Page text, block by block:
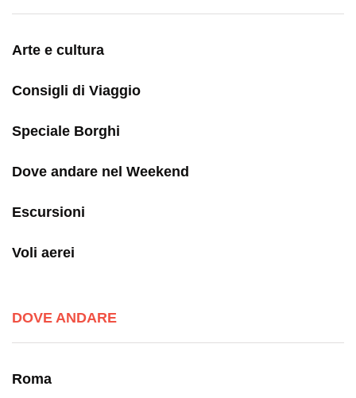
Arte e cultura
Consigli di Viaggio
Speciale Borghi
Dove andare nel Weekend
Escursioni
Voli aerei
DOVE ANDARE
Roma